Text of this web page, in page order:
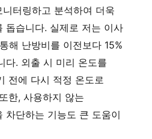
터링하고 분석하여 더욱
돕습니다. 실제로 저는 이사
해 난방비를 이전보다 15%
다. 외출 시 미리 온도를
전에 다시 적정 온도로
한, 사용하지 않는
차단하는 기능도 큰 도움이